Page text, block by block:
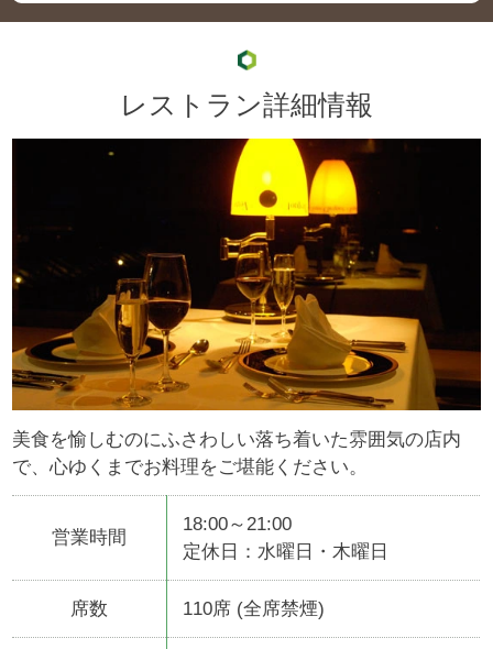
レストラン詳細情報
美食を愉しむのにふさわしい落ち着いた雰囲気の店内
で、心ゆくまでお料理をご堪能ください。
営業時間
18:00～21:00
定休日：水曜日・木曜日
席数 110席 (全席禁煙)